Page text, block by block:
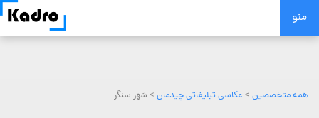
Skip
منو
همه متخصصین > عکاسی تبلیغاتی چیدمان > شهر سنگر